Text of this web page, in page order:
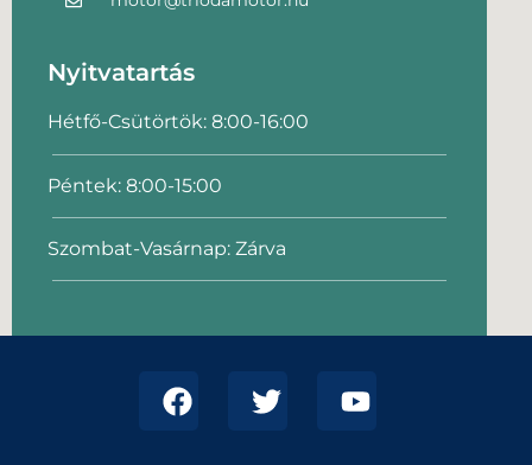
Nyitvatartás
Hétfő-Csütörtök: 8:00-16:00
Péntek: 8:00-15:00
Szombat-Vasárnap: Zárva